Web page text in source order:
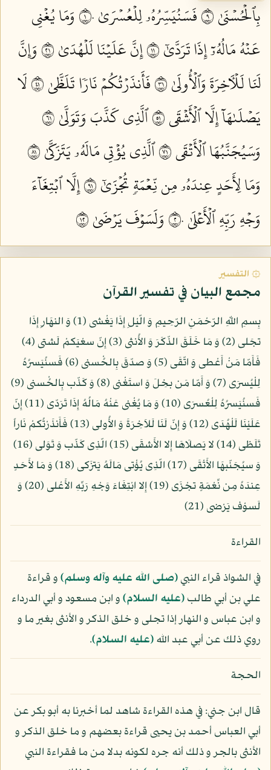
بِٱلۡحُسۡنَىٰ ٩
فَسَنُيَسِّرُهُۥ لِلۡعُسۡرَىٰ ١٠
وَمَا يُغۡنِي
عَنۡهُ مَالُهُۥٓ إِذَا تَرَدَّىٰٓ ١١
إِنَّ عَلَيۡنَا لَلۡهُدَىٰ ١٢
وَإِنَّ
لَنَا لَلۡأٓخِرَةَ وَٱلۡأُولَىٰ ١٣
فَأَنذَرۡتُكُمۡ نَارٗا تَلَظَّىٰ ١٤
لَا
يَصۡلَىٰهَآ إِلَّا ٱلۡأَشۡقَى ١٥
ٱلَّذِي كَذَّبَ وَتَوَلَّىٰ ١٦
وَسَيُجَنَّبُهَا ٱلۡأَتۡقَى ١٧
ٱلَّذِي يُؤۡتِي مَالَهُۥ يَتَزَكَّىٰ ١٨
وَمَا لِأَحَدٍ عِندَهُۥ مِن نِّعۡمَةٖ تُجۡزَىٰٓ ١٩
إِلَّا ٱبۡتِغَآءَ
وَجۡهِ رَبِّهِ ٱلۡأَعۡلَىٰ ٢٠
وَلَسَوۡفَ يَرۡضَىٰ ٢١
۞ التفسير
مجمع البيان في تفسير القرآن
بِسمِ اللّهِ الرّحْمَنِ الرّحِيمِ وَ الّيْلِ إِذَا يَغْشى (1) وَ النهَارِ إِذَا
تجَلى (2) وَ مَا خَلَقَ الذّكَرَ وَ الأُنثى (3) إِنّ سعْيَكمْ لَشتى (4)
فَأَمّا مَنْ أَعْطى وَ اتّقَى (5) وَ صدّقَ بِالحُْسنى (6) فَسنُيَسرُهُ
لِلْيُسرَى (7) وَ أَمّا مَن بخِلَ وَ استَغْنى (8) وَ كَذّب بِالحُْسنى (9)
فَسنُيَسرُهُ لِلْعُسرَى (10) وَ مَا يُغْنى عَنْهُ مَالُهُ إِذَا تَرَدّى (11) إِنّ
عَلَيْنَا لَلْهُدَى (12) وَ إِنّ لَنَا لَلاَخِرَةَ وَ الأُولى (13) فَأَنذَرْتُكمْ نَاراً
تَلَظى (14) لا يَصلَاهَا إِلا الأَشقَى (15) الّذِى كَذّب وَ تَوَلى (16)
وَ سيُجَنّبهَا الأَتْقَى (17) الّذِى يُؤْتى مَالَهُ يَتزَكى (18) وَ مَا لأَحَدٍ
عِندَهُ مِن نِّعْمَةٍ تجْزَى (19) إِلا ابْتِغَاءَ وَجْهِ رَبِّهِ الأَعْلى (20) وَ
لَسوْف يَرْضى (21)
القراءة
في الشواذ قراء النبي(صلى الله عليه وآله وسلم)و قراءة
علي بن أبي طالب(عليه السلام)و ابن مسعود و أبي الدرداء
و ابن عباس و النهار إذا تجلى و خلق الذكر و الأنثى بغير ما و
روي ذلك عن أبي عبد الله(عليه السلام).
الحجة
قال ابن جني: في هذه القراءة شاهد لما أخبرنا به أبو بكر عن
أبي العباس أحمد بن يحيى قراءة بعضهم و ما خلق الذكر و
الأنثى بالجر و ذلك أنه جره لكونه بدلا من ما فقراءة النبي